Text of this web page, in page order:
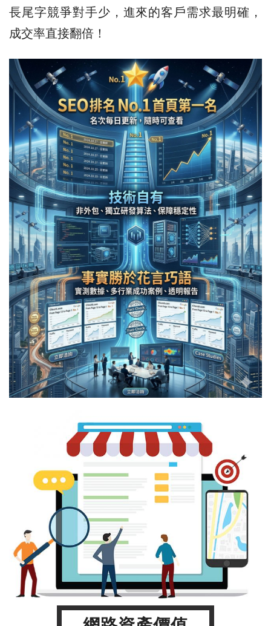
長尾字競爭對手少，進來的客戶需求最明確，
成交率直接翻倍！